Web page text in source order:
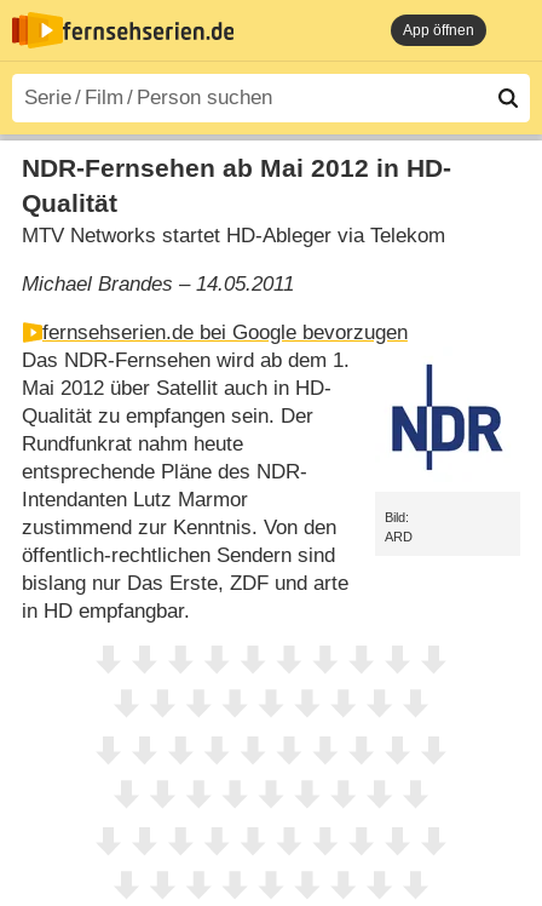
App öffnen
NDR-Fernsehen ab Mai 2012 in HD-
Qualität
MTV Networks startet HD-Ableger via Telekom
Michael Brandes – 14.05.2011
fernsehserien.de bei Google bevorzugen
Bild:
ARD
Das NDR-Fernsehen wird ab dem 1.
Mai 2012 über Satellit auch in HD-
Qualität zu empfangen sein. Der
Rundfunkrat nahm heute
entsprechende Pläne des NDR-
Intendanten Lutz Marmor
zustimmend zur Kenntnis. Von den
öffentlich-rechtlichen Sendern sind
bislang nur Das Erste, ZDF und arte
in HD empfangbar.